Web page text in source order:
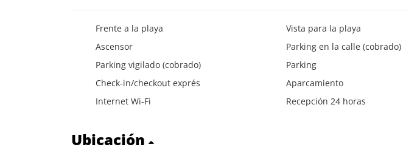
Frente a la playa
Vista para la playa
Ascensor
Parking en la calle (cobrado)
Parking vigilado (cobrado)
Parking
Check-in/checkout exprés
Aparcamiento
Internet Wi-Fi
Recepción 24 horas
Ubicación